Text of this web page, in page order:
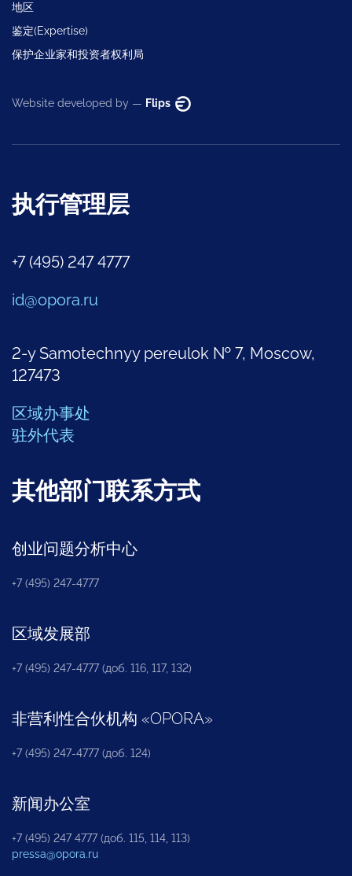
地区
鉴定(Expertise)
保护企业家和投资者权利局
Website developed by — Flips
执行管理层
+7 (495) 247 4777
id@opora.ru
2-y Samotechnyy pereulok № 7, Moscow,
127473
区域办事处
驻外代表
其他部门联系方式
创业问题分析中心
+7 (495) 247-4777
区域发展部
+7 (495) 247-4777 (доб. 116, 117, 132)
非营利性合伙机构 «OPORA»
+7 (495) 247-4777 (доб. 124)
新闻办公室
+7 (495) 247 4777 (доб. 115, 114, 113)
pressa@opora.ru